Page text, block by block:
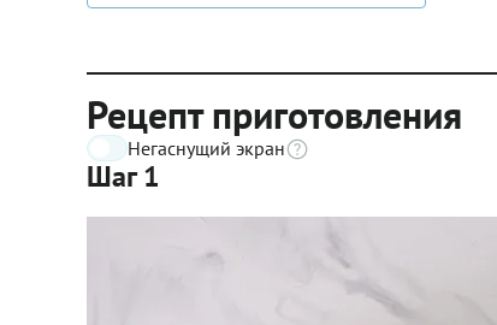
Рецепт приготовления
Негаснущий экран
Шаг 1